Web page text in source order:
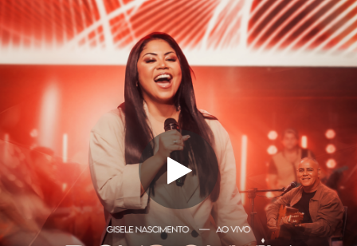
You're all set!
Deus Ouviu (Ao Vivo)
04:23